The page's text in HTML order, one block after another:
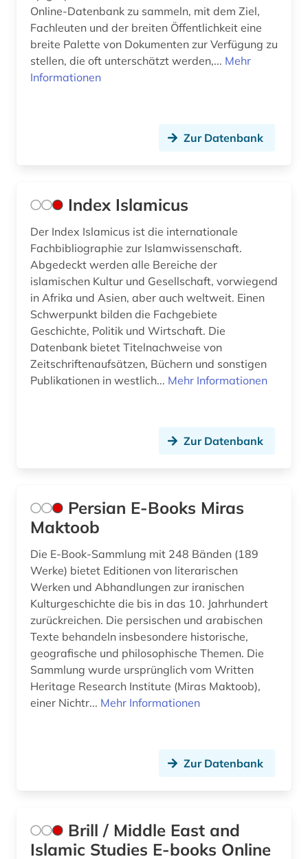
Online-Datenbank zu sammeln, mit dem Ziel,
Fachleuten und der breiten Öffentlichkeit eine
breite Palette von Dokumenten zur Verfügung zu
stellen, die oft unterschätzt werden,... Mehr
Informationen
Zur Datenbank
Index Islamicus
Der Index Islamicus ist die internationale
Fachbibliographie zur Islamwissenschaft.
Abgedeckt werden alle Bereiche der
islamischen Kultur und Gesellschaft, vorwiegend
in Afrika und Asien, aber auch weltweit. Einen
Schwerpunkt bilden die Fachgebiete
Geschichte, Politik und Wirtschaft. Die
Datenbank bietet Titelnachweise von
Zeitschriftenaufsätzen, Büchern und sonstigen
Publikationen in westlich... Mehr Informationen
Zur Datenbank
Persian E-Books Miras
Maktoob
Die E-Book-Sammlung mit 248 Bänden (189
Werke) bietet Editionen von literarischen
Werken und Abhandlungen zur iranischen
Kulturgeschichte die bis in das 10. Jahrhundert
zurückreichen. Die persischen und arabischen
Texte behandeln insbesondere historische,
geografische und philosophische Themen. Die
Sammlung wurde ursprünglich vom Written
Heritage Research Institute (Miras Maktoob),
einer Nichtr... Mehr Informationen
Zur Datenbank
Brill / Middle East and
Islamic Studies E-books Online